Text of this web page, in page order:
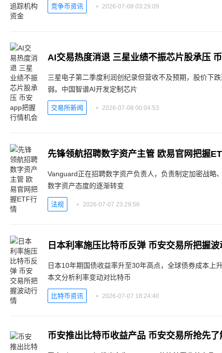
竞争币资讯 2026-07-08 03:29:09
AI交易热度消退 三星业绩不振芯片股承压
三星电子第二季度利润创纪录但营收不及预期，股价下
弱。中国智谱AI开发定制芯片
交易所新闻 2026-07-08 00:04:53
先锋领航招聘数字资产主管 欧易官网把握
Vanguard正在招聘数字资产负责人，负责制定加密战略
数字资产态度的逐渐转变
法规 2026-07-07 23:29:56
日本利率施压比特币反弹 币安交易所把握
日本10年期国债收益率升至30年高点，全球债券成本上
本文分析利率变动对比特币
比特币资讯 2026-07-07 18:24:40
币安推出比特币收益产品 币安交易所抢先了